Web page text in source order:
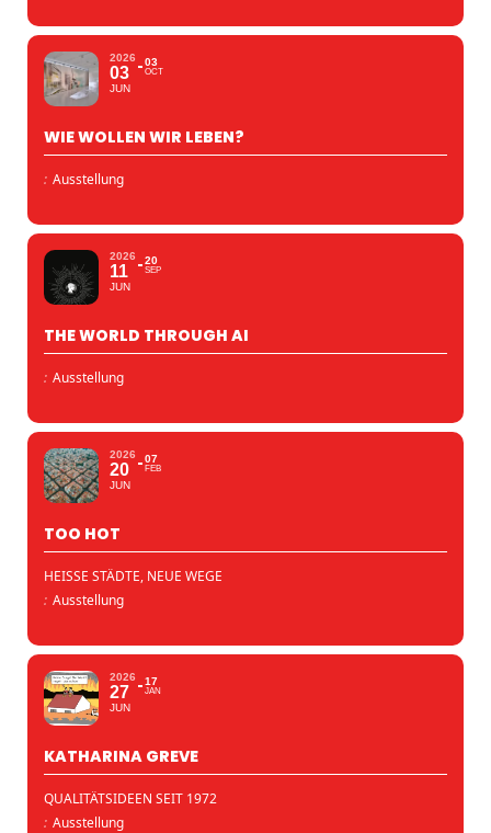
2026
03
JUN
03
OCT
WIE WOLLEN WIR LEBEN?
: Ausstellung
2026
11
JUN
20
SEP
THE WORLD THROUGH AI
: Ausstellung
2026
20
JUN
07
FEB
TOO HOT
HEISSE STÄDTE, NEUE WEGE
: Ausstellung
2026
27
JUN
17
JAN
KATHARINA GREVE
QUALITÄTSIDEEN SEIT 1972
: Ausstellung